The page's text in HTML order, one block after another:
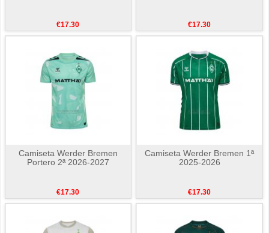
€17.30 €17.30
Camiseta Werder Bremen
Portero 2ª 2026-2027
€17.30
Camiseta Werder Bremen 1ª
2025-2026
€17.30